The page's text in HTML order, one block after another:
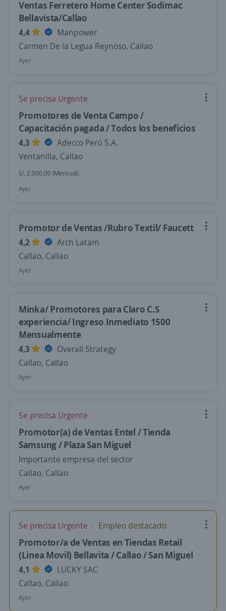
Ventas Ferretero Home Center Sodimac
Bellavista/Callao
4,4
Manpower
Carmen De la Legua Reynoso, Callao
Ayer
Se precisa Urgente
Promotores de Venta Campo /
Capacitación pagada / Todos los beneficios
4,3
Adecco Perú S.A.
Ventanilla, Callao
S/. 2.000,00 (Mensual)
Ayer
Promotor de Ventas /Rubro Textil/ Faucett
4,2
Arch Latam
Callao, Callao
Ayer
Minka/ Promotores para Claro C.S
experiencia/ Ingreso Inmediato 1500
Mensualmente
4,3
Overall Strategy
Callao, Callao
Ayer
Se precisa Urgente
Promotor(a) de Ventas Entel / Tienda
Samsung / Plaza San Miguel
Importante empresa del sector
Callao, Callao
Ayer
Se precisa Urgente Empleo destacado
Promotor/a de Ventas en Tiendas Retail
(Linea Movil) Bellavita / Callao / San Miguel
4,1
LUCKY SAC
Callao, Callao
Ayer